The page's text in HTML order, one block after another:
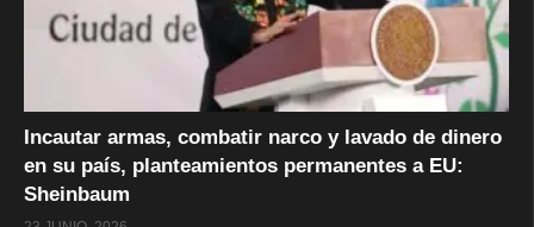
Incautar armas, combatir narco y lavado de dinero
en su país, planteamientos permanentes a EU:
Sheinbaum